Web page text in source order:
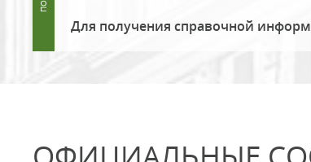
Для получения справочной